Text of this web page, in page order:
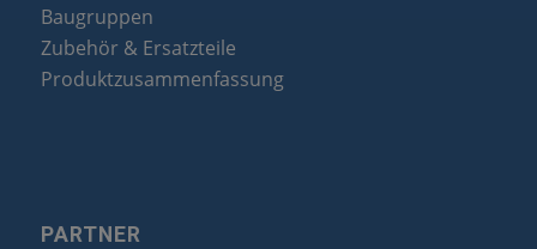
Baugruppen
Zubehör & Ersatzteile
Produktzusammenfassung
PARTNER